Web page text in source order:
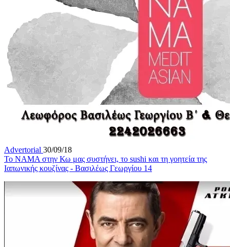
Advertorial 30/09/18
To ΝΑΜΑ στην Κω μας συστήνει, το sushi και τη γοητεία της
Iαπωνικής κουζίνας - Βασιλέως Γεωργίου 14